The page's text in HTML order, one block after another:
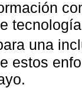
una
estos